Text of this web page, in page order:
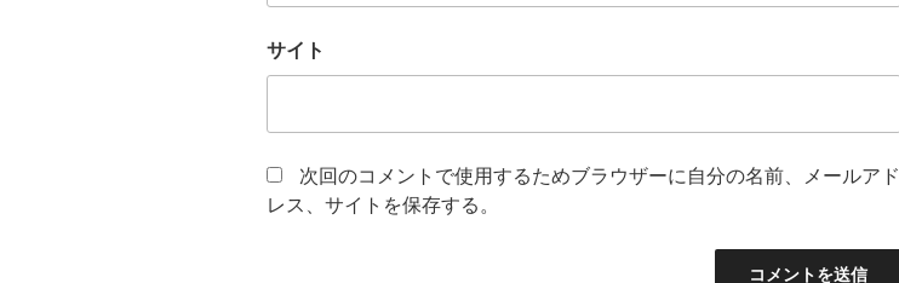
サイト
次回のコメントで使用するためブラウザーに自分の名前、メールアド
レス、サイトを保存する。